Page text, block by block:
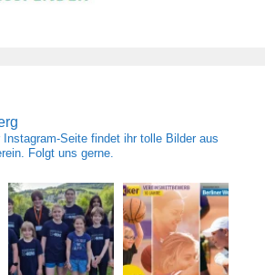
Instagram-Seite findet ihr tolle Bilder aus
Folgt uns gerne.